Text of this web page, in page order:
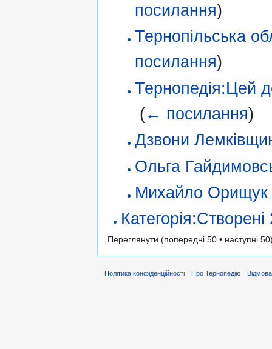
посилання)
Тернопільська
посилання)
Тернопедія:Цей
(← посилання)
Дзвони
Ольга
Михайло Орищук
Переглянути (попередні 50 • наступні
Політика конфіденційності Про Тернопедію